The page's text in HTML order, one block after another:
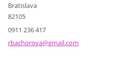
Bratislava
82105
0911 236 417
rbachorova@gmail.com